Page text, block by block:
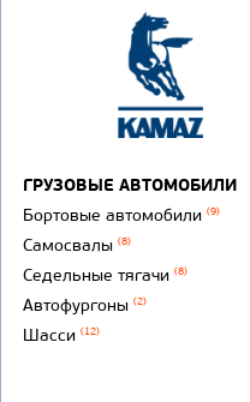
ГРУЗОВЫЕ АВТОМОБИЛИ
Бортовые автомобили (9)
Самосвалы (8)
Седельные тягачи (8)
Автофургоны (2)
Шасси (12)